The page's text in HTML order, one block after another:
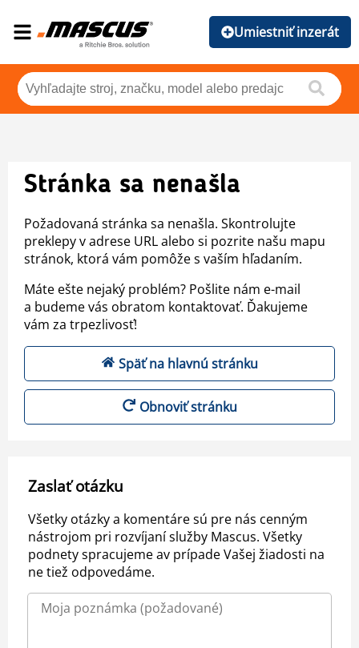
Umiestniť inzerát
Stránka sa nenašla
Požadovaná stránka sa nenašla. Skontrolujte
preklepy v adrese URL alebo si pozrite našu mapu
stránok, ktorá vám pomôže s vaším hľadaním.
Máte ešte nejaký problém? Pošlite nám e-mail
a budeme vás obratom kontaktovať. Ďakujeme
vám za trpezlivosť!
Späť na hlavnú stránku
Obnoviť stránku
Zaslať otázku
Všetky otázky a komentáre sú pre nás cenným
nástrojom pri rozvíjaní služby Mascus. Všetky
podnety spracujeme av prípade Vašej žiadosti na
ne tiež odpovedáme.